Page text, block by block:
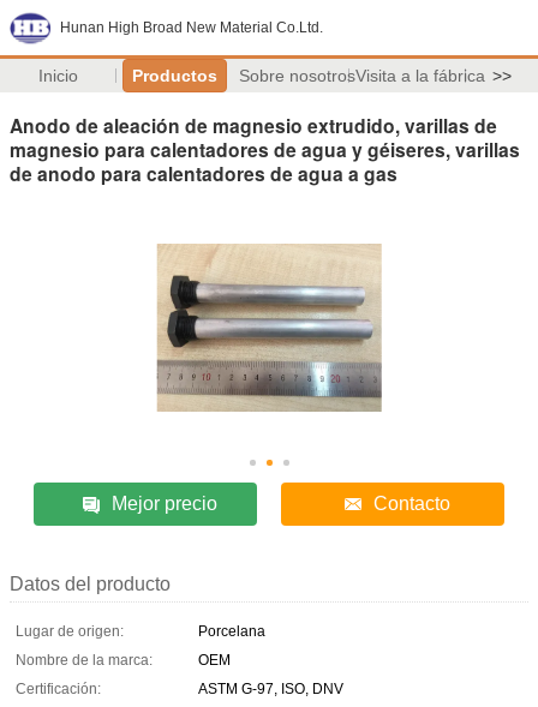
Hunan High Broad New Material Co.Ltd.
Inicio Productos Sobre nosotrosVisita a la fábrica >>
Anodo de aleación de magnesio extrudido, varillas de
magnesio para calentadores de agua y géiseres, varillas
de anodo para calentadores de agua a gas
Mejor precio Contacto
Datos del producto
Lugar de origen:
Porcelana
Nombre de la marca:
OEM
Certificación:
ASTM G-97, ISO, DNV